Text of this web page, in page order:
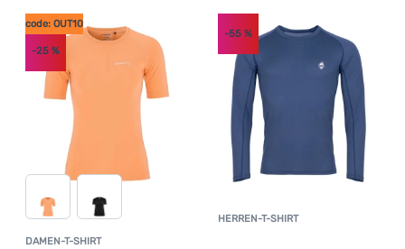
DAMEN-T-SHIRT
code: OUT10
-25 %
HERREN-T-SHIRT
-55%